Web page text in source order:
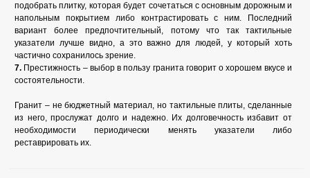
подобрать плитку, которая будет сочетаться с основным дорожным и
напольным покрытием либо контрастировать с ним. Последний
вариант более предпочтительный, потому что так тактильные
указатели лучше видно, а это важно для людей, у который хоть
частично сохранилось зрение.
7. Престижность – выбор в пользу гранита говорит о хорошем вкусе и
состоятельности.
Гранит – не бюджетный материал, но тактильные плиты, сделанные
из него, прослужат долго и надежно. Их долговечность избавит от
необходимости периодически менять указатели либо
реставрировать их.